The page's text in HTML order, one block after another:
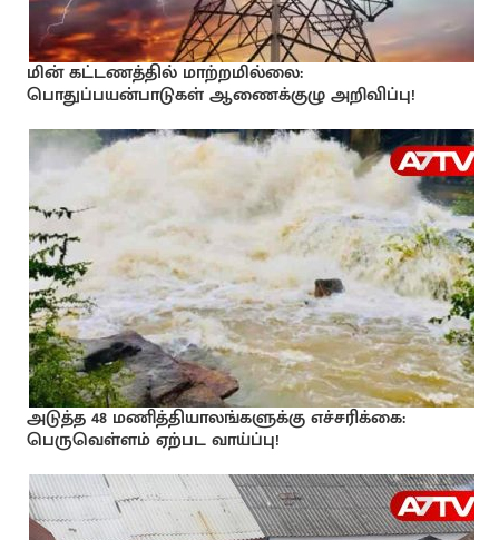
மின் கட்டணத்தில் மாற்றமில்லை:
பொதுப்பயன்பாடுகள் ஆணைக்குழு அறிவிப்பு!
அடுத்த 48 மணித்தியாலங்களுக்கு எச்சரிக்கை:
பெருவெள்ளம் ஏற்பட வாய்ப்பு!